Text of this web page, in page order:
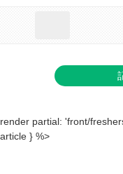
render partial: 'front/
article } %>